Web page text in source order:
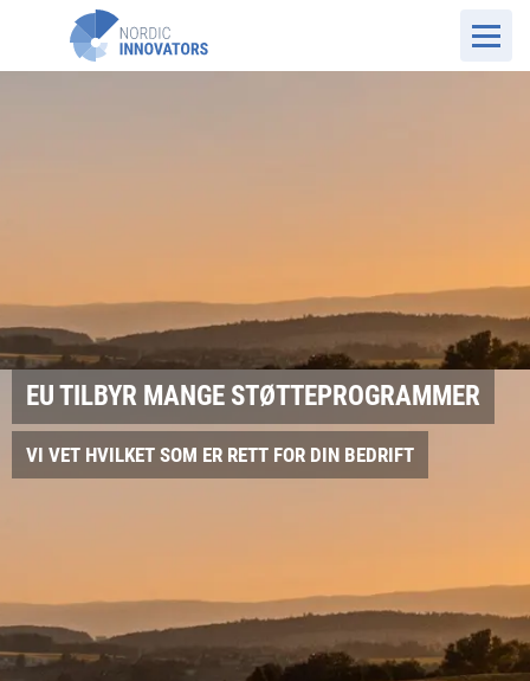
EU TILBYR MANGE STØTTEPROGRAMMER
VI VET HVILKET SOM ER RETT FOR DIN BEDRIFT
Tilskuddsordninger fra